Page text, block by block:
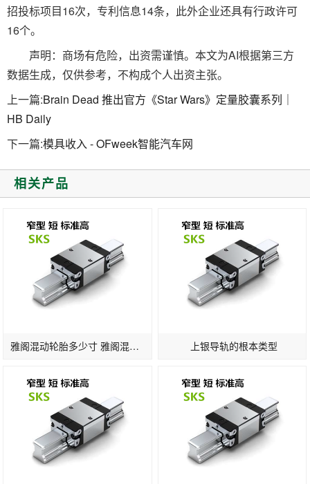
招投标项目16次，专利信息14条，此外企业还具有行政许可
16个。
声明：商场有危险，出资需谨慎。本文为AI根据第三方
数据生成，仅供参考，不构成个人出资主张。
上一篇:Brain Dead 推出官方《Star Wars》定量胶囊系列｜
HB Daily
下一篇:模具收入 - OFweek智能汽车网
相关产品
雅阁混动轮胎多少寸 雅阁混动版轮胎标准 上银导轨的根本类型